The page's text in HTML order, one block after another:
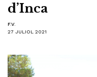
d’Inca
F.V.
27 JULIOL 2021